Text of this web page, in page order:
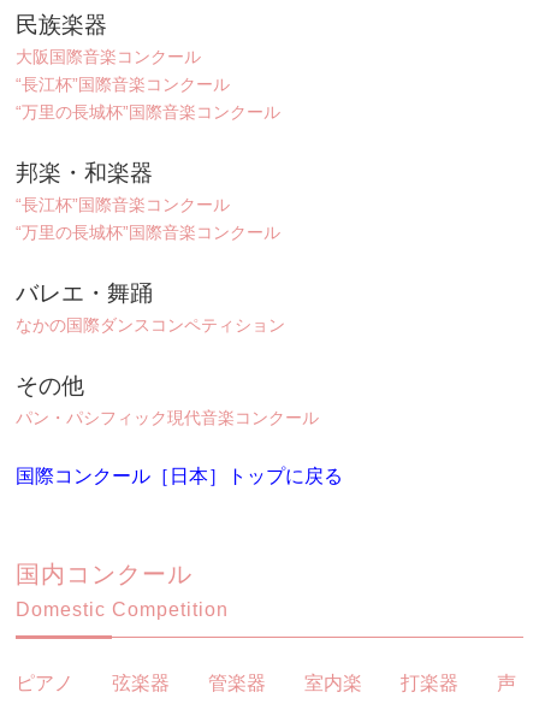
民族楽器
大阪国際音楽コンクール
“長江杯”国際音楽コンクール
“万里の長城杯”国際音楽コンクール
邦楽・和楽器
“長江杯”国際音楽コンクール
“万里の長城杯”国際音楽コンクール
バレエ・舞踊
なかの国際ダンスコンペティション
その他
パン・パシフィック現代音楽コンクール
国際コンクール［日本］トップに戻る
国内コンクール
Domestic Competition
ピアノ 弦楽器 管楽器 室内楽 打楽器
声